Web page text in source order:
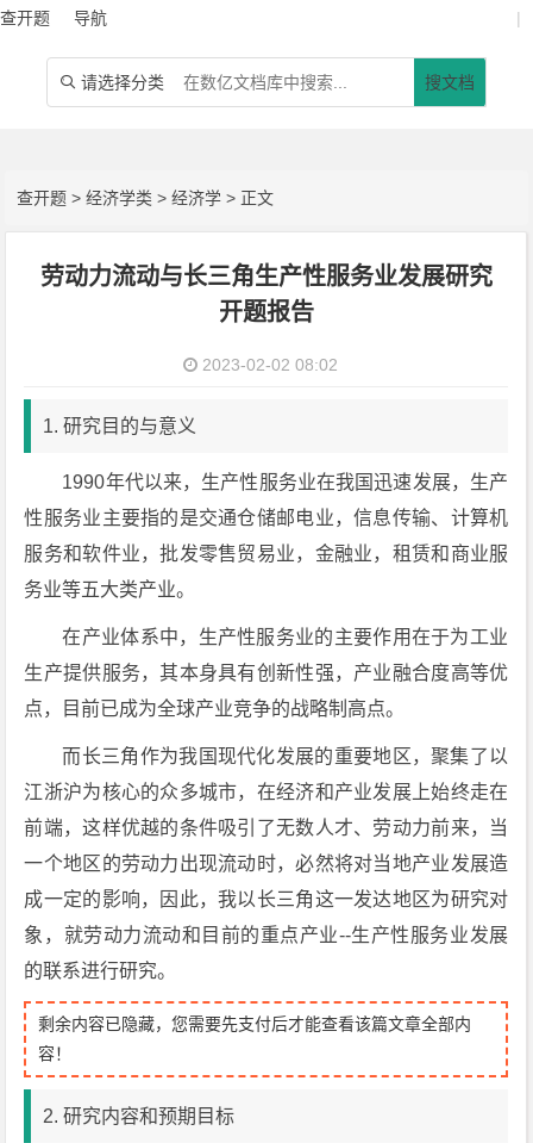
查开题 导航 |
 请选择分类 搜文档
查开题 >经济学类 >经济学 > 正文
劳动力流动与长三角生产性服务业发展研究
开题报告
2023-02-02 08:02
1. 研究目的与意义
1990年代以来，生产性服务业在我国迅速发展，生产
性服务业主要指的是交通仓储邮电业，信息传输、计算机
服务和软件业，批发零售贸易业，金融业，租赁和商业服
务业等五大类产业。
在产业体系中，生产性服务业的主要作用在于为工业
生产提供服务，其本身具有创新性强，产业融合度高等优
点，目前已成为全球产业竞争的战略制高点。
而长三角作为我国现代化发展的重要地区，聚集了以
江浙沪为核心的众多城市，在经济和产业发展上始终走在
前端，这样优越的条件吸引了无数人才、劳动力前来，当
一个地区的劳动力出现流动时，必然将对当地产业发展造
成一定的影响，因此，我以长三角这一发达地区为研究对
象，就劳动力流动和目前的重点产业--生产性服务业发展
的联系进行研究。
剩余内容已隐藏，您需要先支付后才能查看该篇文章全部内
容！
2. 研究内容和预期目标